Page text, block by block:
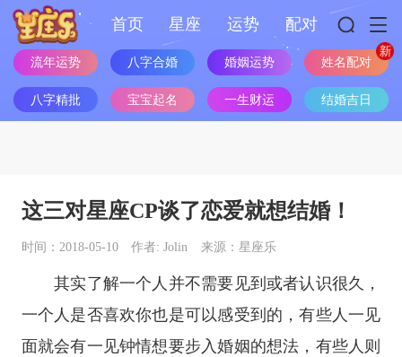
首页 星座 运势 配对
流年运势 八字合婚 婚姻运势 姓名配对
八字精批 宝宝起名 一生财运 结婚吉日
这三对星座CP谈了恋爱就想结婚！
时间：2018-05-10 作者: Jolin 来源：星座乐
其实了解一个人并不需要见到或者认识很久，
一个人是否喜欢你也是可以感受到的，有些人一见
面就会有一见钟情想要步入婚姻的想法，有些人则